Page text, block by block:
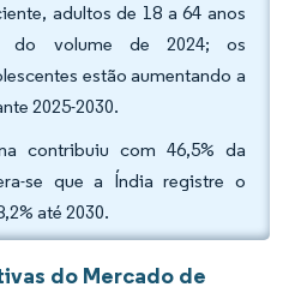
adultos de 18 a 64 anos
do volume de 2024; os
estão aumentando a
2025-2030.
contribuiu com 46,5% da
se que a Índia registre o
até 2030.
do Mercado de